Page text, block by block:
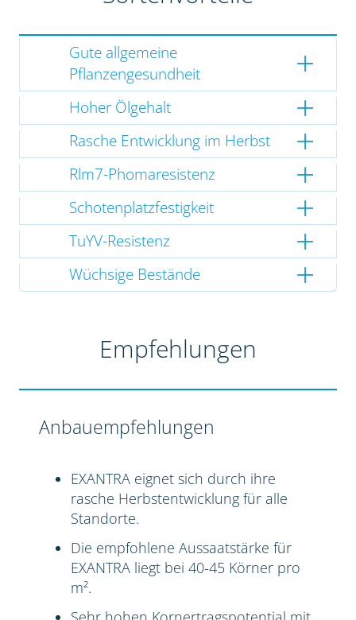
Gute allgemeine
Pflanzengesundheit
Hoher Ölgehalt
Rasche Entwicklung im Herbst
Rlm7-Phomaresistenz
Schotenplatzfestigkeit
TuYV-Resistenz
Wüchsige Bestände
Empfehlungen
Anbauempfehlungen
EXANTRA eignet sich durch ihre
rasche Herbstentwicklung für alle
Standorte.
Die empfohlene Aussaatstärke für
EXANTRA liegt bei 40-45 Körner pro
m².